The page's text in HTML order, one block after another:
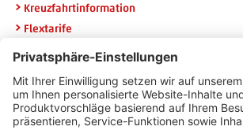
Kreuzfahrtinformation
Flextarife
Widerruf HanseMerkur
Newsletteranmeldung